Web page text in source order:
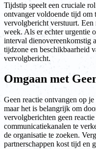
Tijdstip speelt een cruciale
ontvanger voldoende tijd om
vervolgbericht verstuurt. Een
week. Als er echter urgentie
interval dienovereenkomstig
tijdzone en beschikbaarheid
vervolgbericht.
Omgaan met
Geen reactie ontvangen op
maar het is belangrijk om
vervolgberichten geen
communicatiekanalen te
de organisatie te zoeken.
partnerschappen kost tijd en